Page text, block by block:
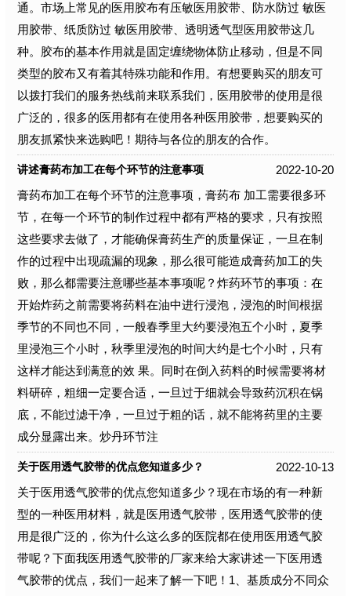
通。市场上常见的医用胶布有压敏医用胶带、防水防过 敏医
用胶带、纸质防过 敏医用胶带、透明透气型医用胶带这几
种。胶布的基本作用就是固定缠绕物体防止移动，但是不同
类型的胶布又有着其特殊功能和作用。有想要购买的朋友可
以拨打我们的服务热线前来联系我们，医用胶带的使用是很
广泛的，很多的医用都有在使用各种医用胶带，想要购买的
朋友抓紧快来选购吧！期待与各位的朋友的合作。
讲述膏药布加工在每个环节的注意事项
2022-10-20
膏药布加工在每个环节的注意事项，膏药布 加工需要很多环
节，在每一个环节的制作过程中都有严格的要求，只有按照
这些要求去做了，才能确保膏药生产的质量保证，一旦在制
作的过程中出现疏漏的现象，那么很可能造成膏药加工的失
败，那么都需要注意哪些基本事项呢？炸药环节的事项：在
开始炸药之前需要将药料在油中进行浸泡，浸泡的时间根据
季节的不同也不同，一般春季里大约要浸泡五个小时，夏季
里浸泡三个小时，秋季里浸泡的时间大约是七个小时，只有
这样才能达到满意的效 果。同时在倒入药料的时候需要将材
料研碎，粗细一定要合适，一旦过于细就会导致药沉积在锅
底，不能过滤干净，一旦过于粗的话，就不能将药里的主要
成分显露出来。炒丹环节注
关于医用透气胶带的优点您知道多少？
2022-10-13
关于医用透气胶带的优点您知道多少？现在市场的有一种新
型的一种医用材料，就是医用透气胶带，医用透气胶带的使
用是很广泛的，你为什么这么多的医院都在使用医用透气胶
带呢？下面我医用透气胶带的厂家来给大家讲述一下医用透
气胶带的优点，我们一起来了解一下吧！1、基质成分不同众